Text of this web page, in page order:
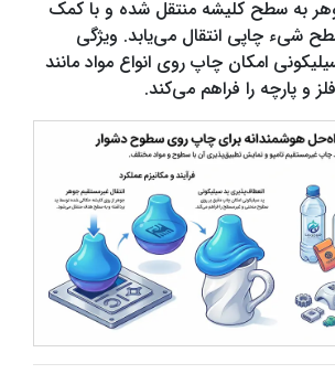
به سطح کلیشه منتقل شده و با کمک
شیء چاپی انتقال می‌یابد. ویژگی
امکان چاپ روی انواع مواد مانند
و پارچه را فراهم می‌کند.